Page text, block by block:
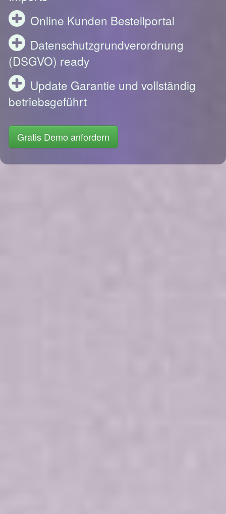
Online Kunden Bestellportal
Datenschutzgrundverordnung
(DSGVO) ready
Update Garantie und vollständig
betriebsgeführt
Gratis Demo anfordern